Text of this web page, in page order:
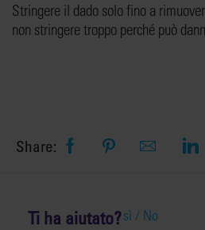
Stringere il dado solo fino a
non stringere troppo perché può
Share:
Ti ha aiutato?sì / No